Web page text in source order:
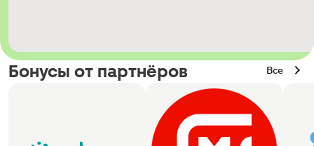
Бонусы от партнёров Все